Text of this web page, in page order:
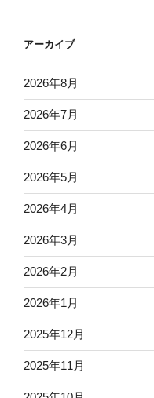
アーカイブ
2026年8月
2026年7月
2026年6月
2026年5月
2026年4月
2026年3月
2026年2月
2026年1月
2025年12月
2025年11月